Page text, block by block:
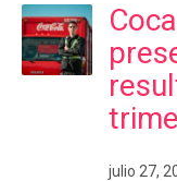
julio 27,